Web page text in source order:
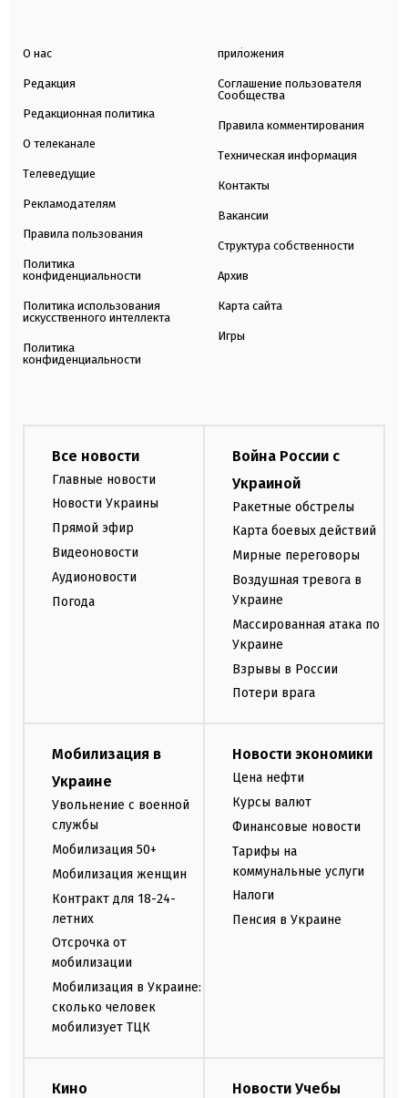
О нас
Редакция
Редакционная политика
О телеканале
Телеведущие
Рекламодателям
Правила пользования
Политика
конфиденциальности
Политика использования
искусственного интеллекта
Политика
конфиденциальности
приложения
Соглашение пользователя
Сообщества
Правила комментирования
Техническая информация
Контакты
Вакансии
Структура собственности
Архив
Карта сайта
Игры
Все новости
Главные новости
Новости Украины
Прямой эфир
Видеоновости
Аудионовости
Погода
Война России с
Украиной
Ракетные обстрелы
Карта боевых действий
Мирные переговоры
Воздушная тревога в
Украине
Массированная атака по
Украине
Взрывы в России
Потери врага
Мобилизация в
Украине
Увольнение с военной
службы
Мобилизация 50+
Мобилизация женщин
Контракт для 18-24-
летних
Отсрочка от
мобилизации
Мобилизация в Украине:
сколько человек
мобилизует ТЦК
Новости экономики
Цена нефти
Курсы валют
Финансовые новости
Тарифы на
коммунальные услуги
Налоги
Пенсия в Украине
Кино Новости Учебы